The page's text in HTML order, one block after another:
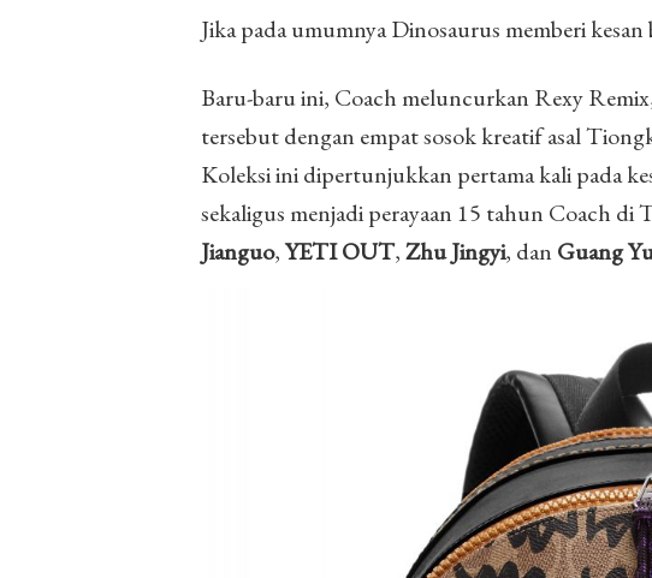
Jika pada umumnya Dinosaurus memberi
Baru-baru ini, Coach meluncurkan Rexy
tersebut dengan empat sosok kreatif asal
Koleksi ini dipertunjukkan pertama kali pada
sekaligus menjadi perayaan 15 tahun Coach
Jianguo,YETI OUT,Zhu Jingyi, dan Guang